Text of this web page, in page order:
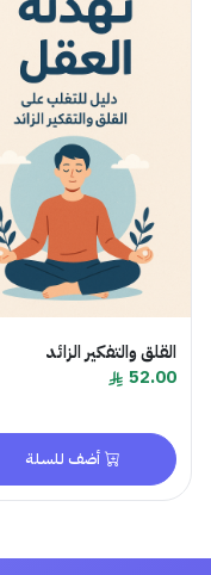
القلق والتفكير الزائد
52.00
أضف للسلة